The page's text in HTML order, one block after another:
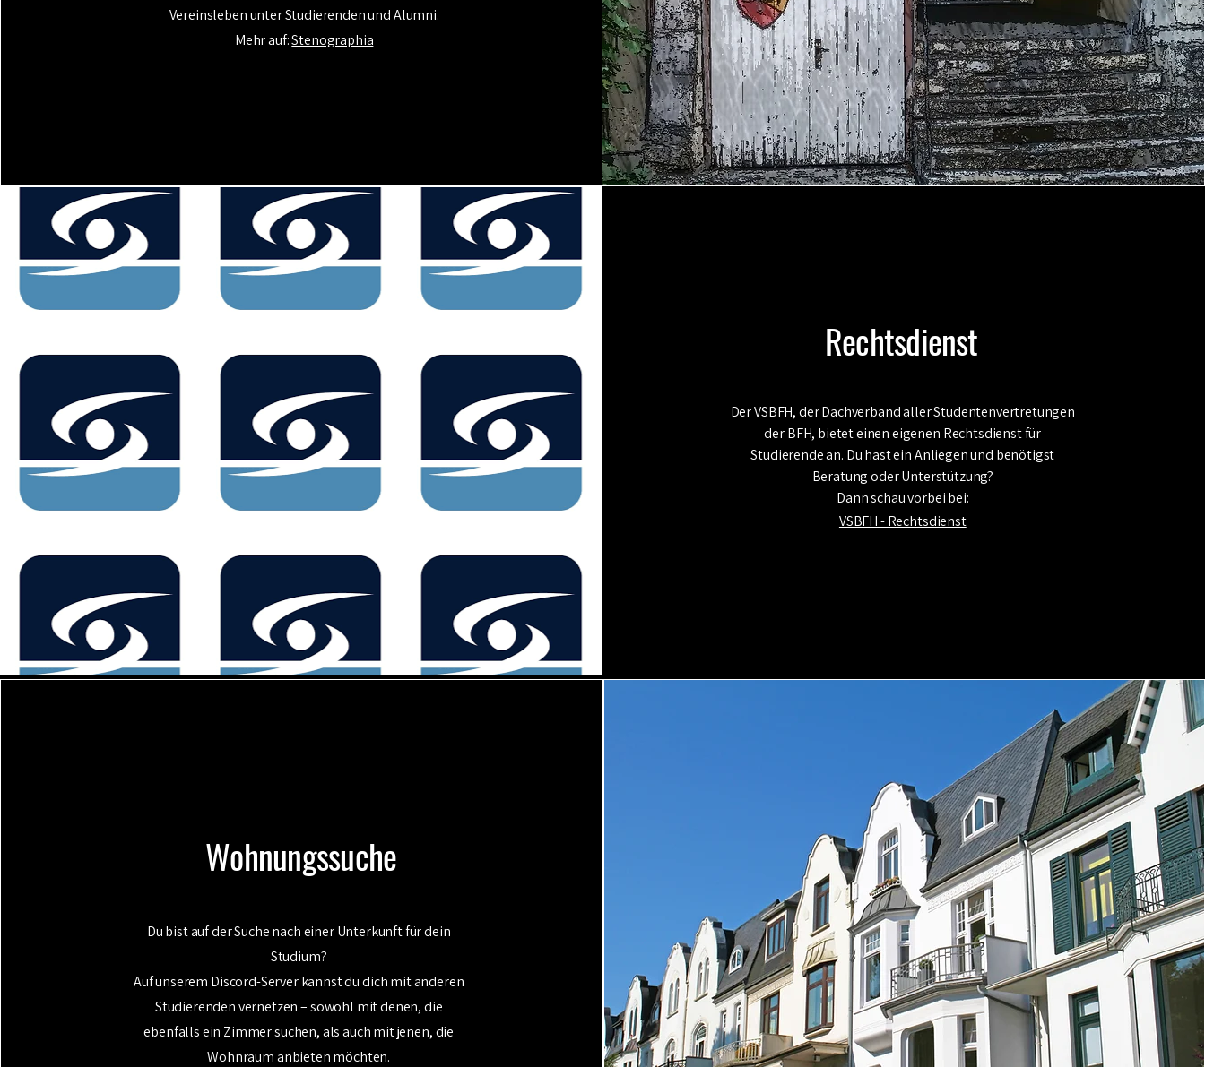
Vereinsleben unter Studierenden und Alumni.
Mehr auf:Stenographia
Rechtsdienst
Der VSBFH, der Dachverband aller Studentenvertretungen
der BFH, bietet einen eigenen Rechtsdienst für
Studierende an. Du hast ein Anliegen und benötigst
Beratung oder Unterstützung?
Dann schau vorbei bei:
VSBFH - Rechtsdienst
Wohnungssuche
Du bist auf der Suche nach einer Unterkunft für dein
Studium?
Auf unserem Discord-Server kannst du dich mit anderen
Studierenden vernetzen – sowohl mit denen, die
ebenfalls ein Zimmer suchen, als auch mit jenen, die
Wohnraum anbieten möchten.